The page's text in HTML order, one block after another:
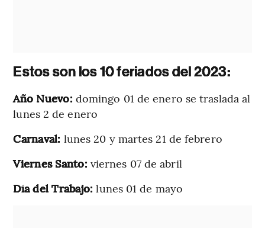
Estos son los 10 feriados del 2023:
Año Nuevo: domingo 01 de enero se traslada al
lunes 2 de enero
Carnaval: lunes 20 y martes 21 de febrero
Viernes Santo: viernes 07 de abril
Día del Trabajo:lunes 01 de mayo